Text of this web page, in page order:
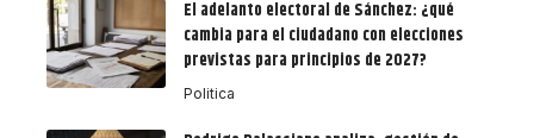
El adelanto electoral de Sánchez: ¿qué
cambia para el ciudadano con elecciones
previstas para principios de 2027?
Politica